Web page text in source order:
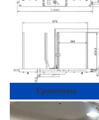
Εργοστάσιο